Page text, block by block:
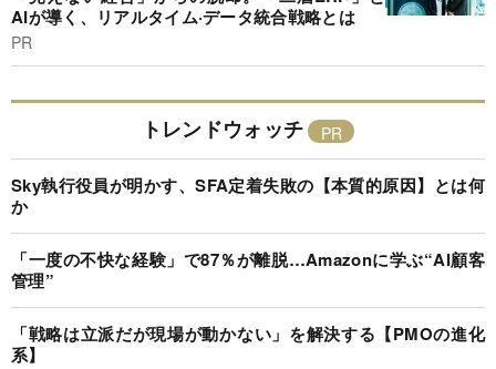
AIが導く、リアルタイム·データ統合戦略とは
PR
トレンドウォッチ
Sky執行役員が明かす、SFA定着失敗の【本質的原因】とは何
か
「一度の不快な経験」で87％が離脱…Amazonに学ぶ“AI顧客
管理”
「戦略は立派だが現場が動かない」を解決する【PMOの進化
系】